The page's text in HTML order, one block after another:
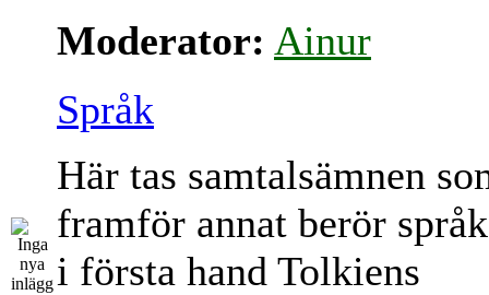
Moderator: Ainur
Språk
Här tas samtalsämnen
framför annat berör
i första hand Tolkiens